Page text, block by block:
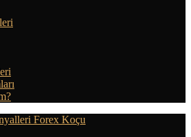
Forex Koçu